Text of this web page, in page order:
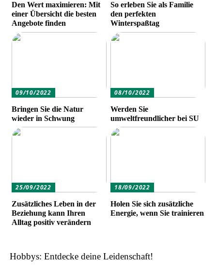
Den Wert maximieren: Mit
einer Übersicht die besten
Angebote finden
So erleben Sie als Familie
den perfekten
Winterspaßtag
09/10/2022
Bringen Sie die Natur
wieder in Schwung
08/10/2022
Werden Sie
umweltfreundlicher bei SU
25/09/2022
Zusätzliches Leben in der
Beziehung kann Ihren
Alltag positiv verändern
18/09/2022
Holen Sie sich zusätzliche
Energie, wenn Sie trainieren
Hobbys: Entdecke deine Leidenschaft!